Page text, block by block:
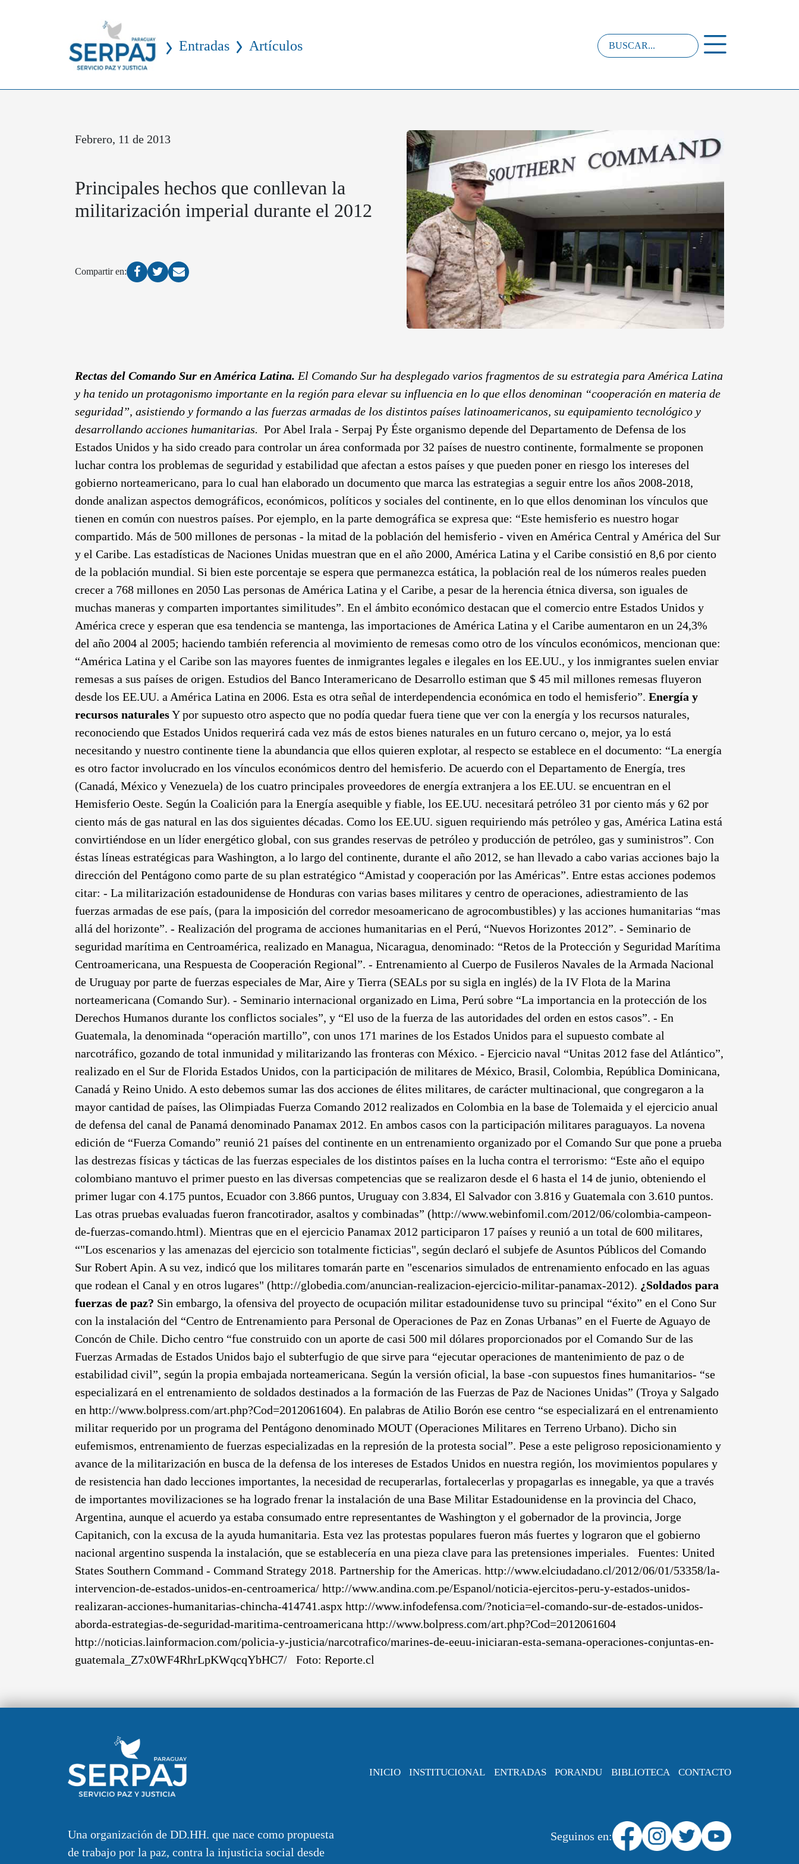
Entradas Artículos
Febrero, 11 de 2013
Principales hechos que conllevan la
militarización imperial durante el 2012
Compartir en:
Rectas del Comando Sur en América Latina. El Comando Sur ha desplegado varios fragmentos de su estrategia para América Latina
y ha tenido un protagonismo importante en la región para elevar su influencia en lo que ellos denominan “cooperación en materia de
seguridad”, asistiendo y formando a las fuerzas armadas de los distintos países latinoamericanos, su equipamiento tecnológico y
desarrollando acciones humanitarias. Por Abel Irala - Serpaj Py Éste organismo depende del Departamento de Defensa de los
Estados Unidos y ha sido creado para controlar un área conformada por 32 países de nuestro continente, formalmente se proponen
luchar contra los problemas de seguridad y estabilidad que afectan a estos países y que pueden poner en riesgo los intereses del
gobierno norteamericano, para lo cual han elaborado un documento que marca las estrategias a seguir entre los años 2008-2018,
donde analizan aspectos demográficos, económicos, políticos y sociales del continente, en lo que ellos denominan los vínculos que
tienen en común con nuestros países. Por ejemplo, en la parte demográfica se expresa que: “Este hemisferio es nuestro hogar
compartido. Más de 500 millones de personas - la mitad de la población del hemisferio - viven en América Central y América del Sur
y el Caribe. Las estadísticas de Naciones Unidas muestran que en el año 2000, América Latina y el Caribe consistió en 8,6 por ciento
de la población mundial. Si bien este porcentaje se espera que permanezca estática, la población real de los números reales pueden
crecer a 768 millones en 2050 Las personas de América Latina y el Caribe, a pesar de la herencia étnica diversa, son iguales de
muchas maneras y comparten importantes similitudes”. En el ámbito económico destacan que el comercio entre Estados Unidos y
América crece y esperan que esa tendencia se mantenga, las importaciones de América Latina y el Caribe aumentaron en un 24,3%
del año 2004 al 2005; haciendo también referencia al movimiento de remesas como otro de los vínculos económicos, mencionan que:
“América Latina y el Caribe son las mayores fuentes de inmigrantes legales e ilegales en los EE.UU., y los inmigrantes suelen enviar
remesas a sus países de origen. Estudios del Banco Interamericano de Desarrollo estiman que $ 45 mil millones remesas fluyeron
desde los EE.UU. a América Latina en 2006. Esta es otra señal de interdependencia económica en todo el hemisferio”. Energía y
recursos naturalesY por supuesto otro aspecto que no podía quedar fuera tiene que ver con la energía y los recursos naturales,
reconociendo que Estados Unidos requerirá cada vez más de estos bienes naturales en un futuro cercano o, mejor, ya lo está
necesitando y nuestro continente tiene la abundancia que ellos quieren explotar, al respecto se establece en el documento: “La energía
es otro factor involucrado en los vínculos económicos dentro del hemisferio. De acuerdo con el Departamento de Energía, tres
(Canadá, México y Venezuela) de los cuatro principales proveedores de energía extranjera a los EE.UU. se encuentran en el
Hemisferio Oeste. Según la Coalición para la Energía asequible y fiable, los EE.UU. necesitará petróleo 31 por ciento más y 62 por
ciento más de gas natural en las dos siguientes décadas. Como los EE.UU. siguen requiriendo más petróleo y gas, América Latina está
convirtiéndose en un líder energético global, con sus grandes reservas de petróleo y producción de petróleo, gas y suministros”. Con
éstas líneas estratégicas para Washington, a lo largo del continente, durante el año 2012, se han llevado a cabo varias acciones bajo la
dirección del Pentágono como parte de su plan estratégico “Amistad y cooperación por las Américas”. Entre estas acciones podemos
citar: - La militarización estadounidense de Honduras con varias bases militares y centro de operaciones, adiestramiento de las
fuerzas armadas de ese país, (para la imposición del corredor mesoamericano de agrocombustibles) y las acciones humanitarias “mas
allá del horizonte”. - Realización del programa de acciones humanitarias en el Perú, “Nuevos Horizontes 2012”. - Seminario de
seguridad marítima en Centroamérica, realizado en Managua, Nicaragua, denominado: “Retos de la Protección y Seguridad Marítima
Centroamericana, una Respuesta de Cooperación Regional”. - Entrenamiento al Cuerpo de Fusileros Navales de la Armada Nacional
de Uruguay por parte de fuerzas especiales de Mar, Aire y Tierra (SEALs por su sigla en inglés) de la IV Flota de la Marina
norteamericana (Comando Sur). - Seminario internacional organizado en Lima, Perú sobre “La importancia en la protección de los
Derechos Humanos durante los conflictos sociales”, y “El uso de la fuerza de las autoridades del orden en estos casos”. - En
Guatemala, la denominada “operación martillo”, con unos 171 marines de los Estados Unidos para el supuesto combate al
narcotráfico, gozando de total inmunidad y militarizando las fronteras con México. - Ejercicio naval “Unitas 2012 fase del Atlántico”,
realizado en el Sur de Florida Estados Unidos, con la participación de militares de México, Brasil, Colombia, República Dominicana,
Canadá y Reino Unido. A esto debemos sumar las dos acciones de élites militares, de carácter multinacional, que congregaron a la
mayor cantidad de países, las Olimpiadas Fuerza Comando 2012 realizados en Colombia en la base de Tolemaida y el ejercicio anual
de defensa del canal de Panamá denominado Panamax 2012. En ambos casos con la participación militares paraguayos. La novena
edición de “Fuerza Comando” reunió 21 países del continente en un entrenamiento organizado por el Comando Sur que pone a prueba
las destrezas físicas y tácticas de las fuerzas especiales de los distintos países en la lucha contra el terrorismo: “Este año el equipo
colombiano mantuvo el primer puesto en las diversas competencias que se realizaron desde el 6 hasta el 14 de junio, obteniendo el
primer lugar con 4.175 puntos, Ecuador con 3.866 puntos, Uruguay con 3.834, El Salvador con 3.816 y Guatemala con 3.610 puntos.
Las otras pruebas evaluadas fueron francotirador, asaltos y combinadas” (http://www.webinfomil.com/2012/06/colombia-campeon-
de-fuerzas-comando.html). Mientras que en el ejercicio Panamax 2012 participaron 17 países y reunió a un total de 600 militares,
“"Los escenarios y las amenazas del ejercicio son totalmente ficticias", según declaró el subjefe de Asuntos Públicos del Comando
Sur Robert Apin. A su vez, indicó que los militares tomarán parte en "escenarios simulados de entrenamiento enfocado en las aguas
que rodean el Canal y en otros lugares" (http://globedia.com/anuncian-realizacion-ejercicio-militar-panamax-2012). ¿Soldados para
fuerzas de paz? Sin embargo, la ofensiva del proyecto de ocupación militar estadounidense tuvo su principal “éxito” en el Cono Sur
con la instalación del “Centro de Entrenamiento para Personal de Operaciones de Paz en Zonas Urbanas” en el Fuerte de Aguayo de
Concón de Chile. Dicho centro “fue construido con un aporte de casi 500 mil dólares proporcionados por el Comando Sur de las
Fuerzas Armadas de Estados Unidos bajo el subterfugio de que sirve para “ejecutar operaciones de mantenimiento de paz o de
estabilidad civil”, según la propia embajada norteamericana. Según la versión oficial, la base -con supuestos fines humanitarios- “se
especializará en el entrenamiento de soldados destinados a la formación de las Fuerzas de Paz de Naciones Unidas” (Troya y Salgado
en http://www.bolpress.com/art.php?Cod=2012061604). En palabras de Atilio Borón ese centro “se especializará en el entrenamiento
militar requerido por un programa del Pentágono denominado MOUT (Operaciones Militares en Terreno Urbano). Dicho sin
eufemismos, entrenamiento de fuerzas especializadas en la represión de la protesta social”. Pese a este peligroso reposicionamiento y
avance de la militarización en busca de la defensa de los intereses de Estados Unidos en nuestra región, los movimientos populares y
de resistencia han dado lecciones importantes, la necesidad de recuperarlas, fortalecerlas y propagarlas es innegable, ya que a través
de importantes movilizaciones se ha logrado frenar la instalación de una Base Militar Estadounidense en la provincia del Chaco,
Argentina, aunque el acuerdo ya estaba consumado entre representantes de Washington y el gobernador de la provincia, Jorge
Capitanich, con la excusa de la ayuda humanitaria. Esta vez las protestas populares fueron más fuertes y lograron que el gobierno
nacional argentino suspenda la instalación, que se establecería en una pieza clave para las pretensiones imperiales. Fuentes: United
States Southern Command - Command Strategy 2018. Partnership for the Americas. http://www.elciudadano.cl/2012/06/01/53358/la-
intervencion-de-estados-unidos-en-centroamerica/ http://www.andina.com.pe/Espanol/noticia-ejercitos-peru-y-estados-unidos-
realizaran-acciones-humanitarias-chincha-414741.aspx http://www.infodefensa.com/?noticia=el-comando-sur-de-estados-unidos-
aborda-estrategias-de-seguridad-maritima-centroamericana http://www.bolpress.com/art.php?Cod=2012061604
http://noticias.lainformacion.com/policia-y-justicia/narcotrafico/marines-de-eeuu-iniciaran-esta-semana-operaciones-conjuntas-en-
guatemala_Z7x0WF4RhrLpKWqcqYbHC7/ Foto: Reporte.cl
Una organización de DD.HH. que nace como propuesta
de trabajo por la paz, contra la injusticia social desde
INICIO INSTITUCIONAL ENTRADAS PORANDU BIBLIOTECA CONTACTO
Seguinos en: